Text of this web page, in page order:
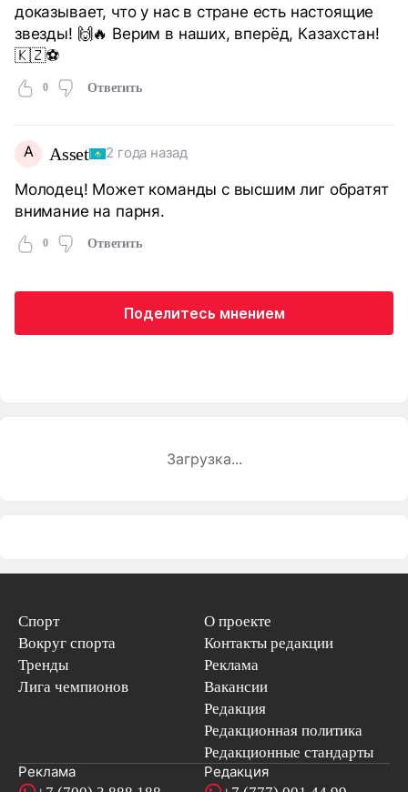
доказывает, что у нас в стране есть настоящие
звезды! 🙌🔥 Верим в наших, вперёд, Казахстан!
🇰🇿⚽
0 Ответить
A Asset 2 года назад
Молодец! Может команды с высшим лиг обратят
внимание на парня.
0 Ответить
Поделитесь мнением
Загрузка...
Спорт
Вокруг спорта
Тренды
Лига чемпионов
О проекте
Контакты редакции
Реклама
Вакансии
Редакция
Редакционная политика
Редакционные стандарты
Реклама Редакция